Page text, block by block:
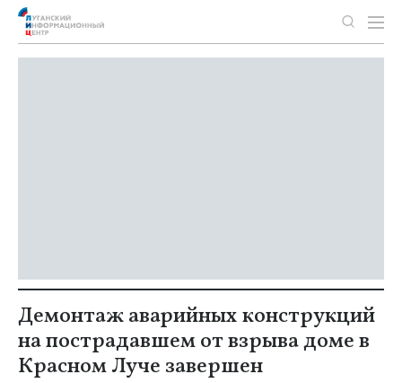
Демонтаж аварийных конструкций
на пострадавшем от взрыва доме в
Красном Луче завершен